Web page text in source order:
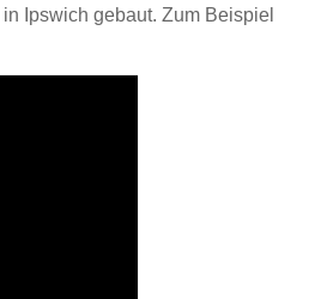
Ipswich gebaut. Zum Beispiel